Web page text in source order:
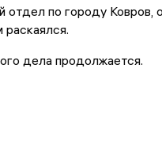
по городу Ковров,
дела продолжается.